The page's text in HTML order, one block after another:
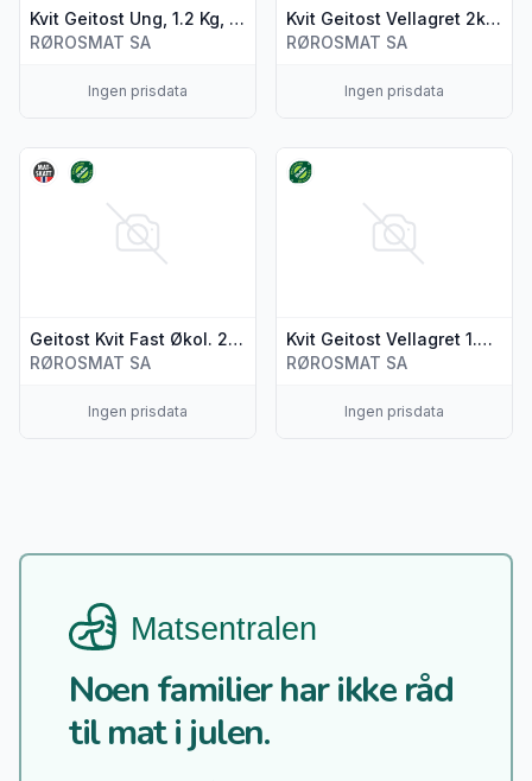
Kvit Geitost Ung, 1.2 Kg, Økologisk Fra Solliaysteriet
RØROSMAT SA
Ingen prisdata
Kvit Geitost Vellagret 2kg, Økologisk Fra Solliaysteriet
RØROSMAT SA
Ingen prisdata
Geitost Kvit Fast Økol. 200g Solliaysteriet
RØROSMAT SA
Ingen prisdata
Vis flere detaljer for produktet "Geitost Kvit Fast Økol.
Kvit Geitost Vellagret 1.2kg, Økologisk Fra Solliaysteriet
RØROSMAT SA
Ingen prisdata
Vis flere detaljer for
Noen familier har ikke råd
til mat i julen.